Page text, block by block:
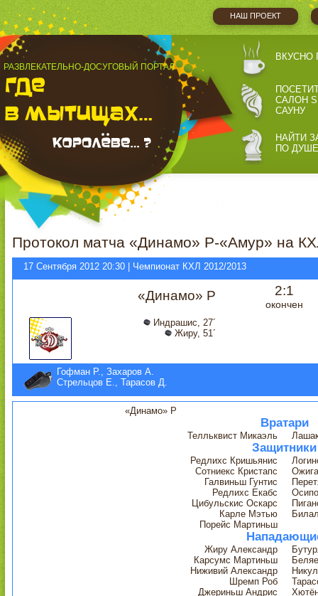
НАШ ПРОЕКТ
РАЗВЛЕКАТЕЛЬНО-ДОСУГОВЫЙ ПОРТАЛ
ВКУСНО
САЛОН
САУНУ
НАЙТИ
ПО ДУШЕ
Протокол матча «Динамо» Р-«Амур» на
17 Сентября 2012 20:30 | Чемпионат КХЛ 2012/2013
«Динамо» Р 2:1
окончен
Индрашис, 27´
Жиру, 51´
Гофман Р., Захаров А.
Стрельцов Е., Тарасов Д.
«Динамо» Р
Вратари
Телльквист Микаэль
Защитники
Редлихс Кришьянис
Сотниекс Кристапс
Галвиньш Гунтис
Редлихс Екабс
Цибульскис Оскарс
Карле Мэтью
Порейс Мартиньш
Жиру Александр
Карсумс Мартиньш
Ниживий Александр
Шремп Роб
Джериньш Андрис